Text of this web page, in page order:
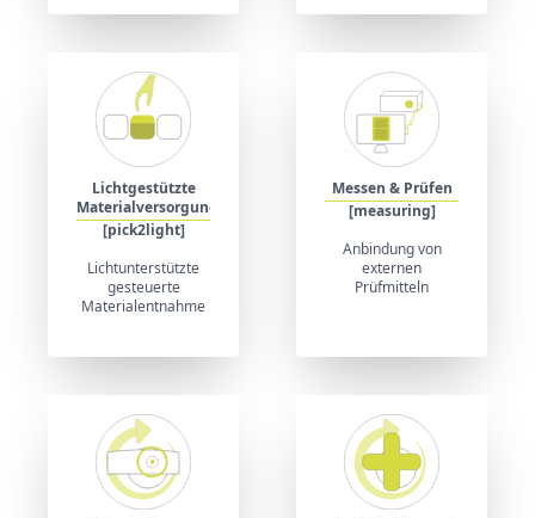
Lichtgestützte
Materialversorgung
[pick2light]
Lichtunterstützte
gesteuerte
Materialentnahme
Messen & Prüfen
[measuring]
Anbindung von
externen
Prüfmitteln